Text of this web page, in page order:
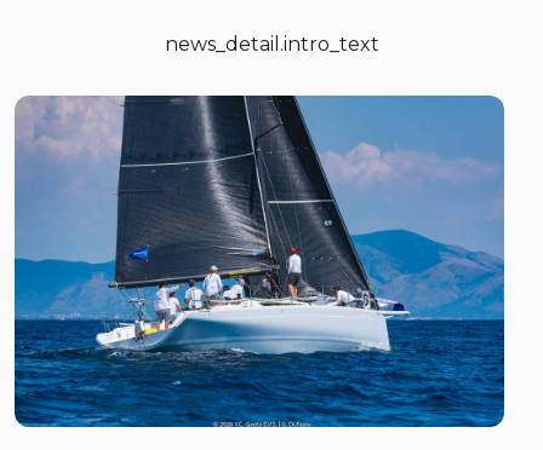
news_detail.intro_text